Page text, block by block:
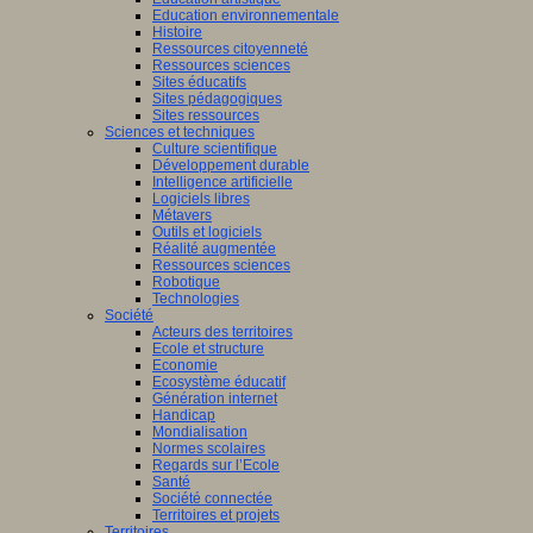
Education environnementale
Histoire
Ressources citoyenneté
Ressources sciences
Sites éducatifs
Sites pédagogiques
Sites ressources
Sciences et techniques
Culture scientifique
Développement durable
Intelligence artificielle
Logiciels libres
Métavers
Outils et logiciels
Réalité augmentée
Ressources sciences
Robotique
Technologies
Société
Acteurs des territoires
Ecole et structure
Economie
Ecosystème éducatif
Génération internet
Handicap
Mondialisation
Normes scolaires
Regards sur l’Ecole
Santé
Société connectée
Territoires et projets